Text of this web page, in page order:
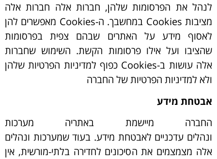
לנהל את הפרסומות שלהן, חברות אלה חברות אלה
מציבות Cookies במחשבך. ה-Cookies מאפשרים להן
לאסוף מידע על האתרים שבהם צפית בפרסומות
שהציבו ועל אילו פרסומות הקשת. השימוש שחברות
אלה עושות ב-Cookies כפוף למדיניות הפרטיות שלהן
ולא למדיניות הפרטיות של החברה
אבטחת מידע
החברה מיישמת באתריה מערכות
ונהלים עדכניים לאבטחת מידע. בעוד שמערכות ונהלים
אלה מצמצמים את הסיכונים לחדירה בלתי-מורשית, אין